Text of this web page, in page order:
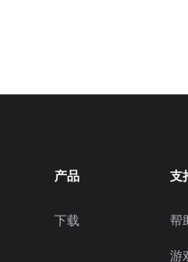
产品
下载
支
帮
游